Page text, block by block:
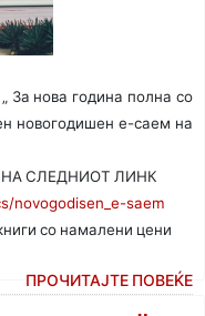
За нова година полна со
новогодишен е-саем на
НА СЛЕДНИОТ ЛИНК
novogodisen_e-saem
со намалени цени
ПРОЧИТАЈТЕ ПОВЕЌЕ